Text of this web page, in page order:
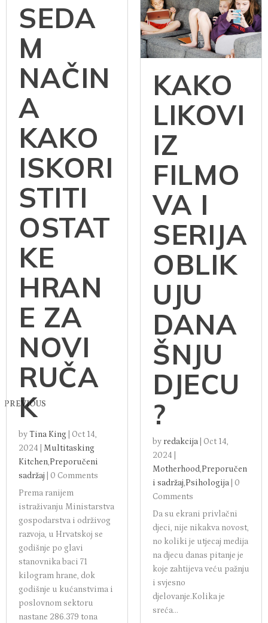
PREVIOUS
SEDA
M
NAČIN
A
KAKO
ISKORI
STITI
OSTAT
KE
HRAN
E ZA
NOVI
RUČA
K
byTina King
Oct 14,
2024
Multitasking
Kitchen,Preporučeni
sadržaj
0 Comments
Prema ranijem
istraživanju Ministarstva
gospodarstva i održivog
razvoja, u Hrvatskoj se
godišnje po glavi
stanovnika baci 71
kilogram hrane, dok
godišnje u kućanstvima i
poslovnom sektoru
nastane 286.379 tona
KAKO
LIKOVI
IZ
FILMO
VA I
SERIJA
OBLIK
UJU
DANA
ŠNJU
DJECU
?
by redakcija
Oct 14,
2024
Motherhood,Preporučen
i sadržaj,Psihologija
0
Comments
Da su ekrani privlačni
djeci, nije nikakva novost,
no koliki je utjecaj medija
na djecu danas pitanje je
koje zahtijeva veću pažnju
i svjesno
djelovanje.Kolika je
sreća...